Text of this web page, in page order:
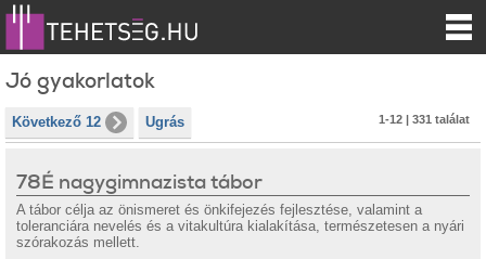
Jó gyakorlatok
Következő 12 Ugrás 1-12 | 331 találat
78É nagygimnazista tábor
A tábor célja az önismeret és önkifejezés fejlesztése, valamint a
toleranciára nevelés és a vitakultúra kialakítása, természetesen a nyári
szórakozás mellett.